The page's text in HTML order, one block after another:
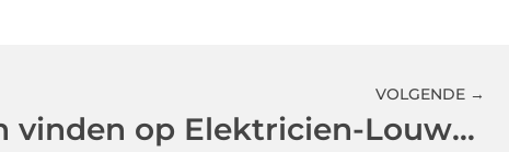
VOLGENDE →
Een elektricien vinden op Elektricien-Louwmans.nl